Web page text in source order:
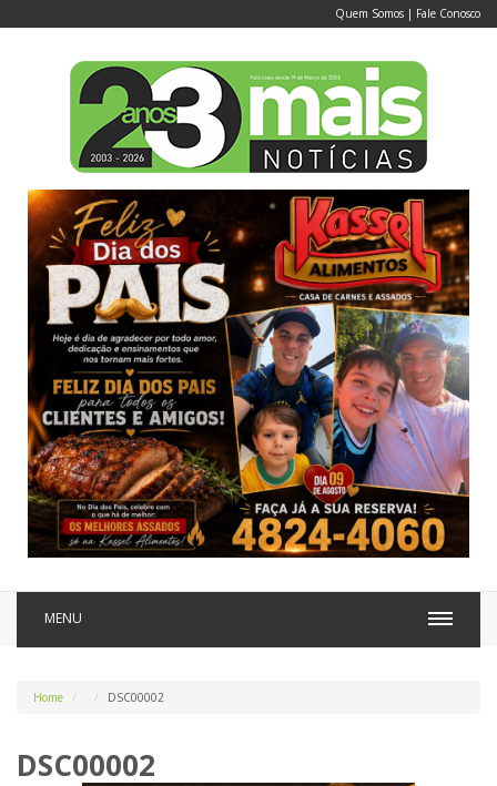
Quem Somos | Fale Conosco
MENU
Home DSC00002
DSC00002